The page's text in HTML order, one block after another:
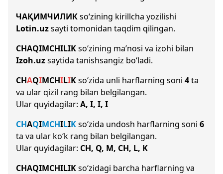
ЧАҚИМЧИЛИКso‘zining kirillcha yozilishi
Lotin.uzsayti tomonidan taqdim qilingan.
CHAQIMCHILIKso‘zining ma’nosi va izohi bilan
Izoh.uzsaytida tanishsangiz bo‘ladi.
CHAQIMCHILIKso‘zida unli harflarning soni 4ta
va ular qizil rang bilan belgilangan.
Ular quyidagilar: A, I, I, I
CHAQIMCHILIKso‘zida undosh harflarning soni 6
ta va ular ko‘k rang bilan belgilangan.
Ular quyidagilar: CH, Q, M, CH, L, K
CHAQIMCHILIKso‘zidagi barcha harflarning va